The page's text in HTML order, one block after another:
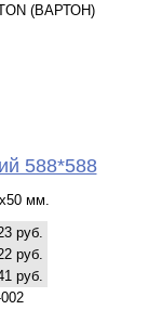
(ВАРТОН)
588*588
мм.
руб.
руб.
руб.